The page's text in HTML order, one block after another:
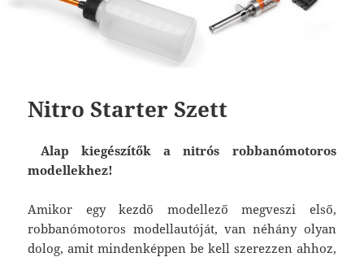
Nitro Starter Szett
Alap kiegészítők a nitrós robbanómotoros
modellekhez!
Amikor egy kezdő modellező megveszi első,
robbanómotoros modellautóját, van néhány olyan
dolog, amit mindenképpen be kell szerezzen ahhoz,